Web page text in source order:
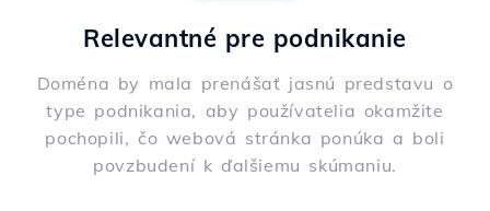
Relevantné pre podnikanie
Doména by mala prenášať jasnú predstavu o
type podnikania, aby používatelia okamžite
pochopili, čo webová stránka ponúka a boli
povzbudení k ďalšiemu skúmaniu.